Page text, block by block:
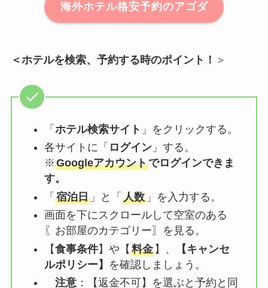
海外ホテル格安予約のアゴダ
＜ホテルを検索、予約する時のポイント！ ＞
「 ホテル検索サイト 」をクリックする。
各サイトに「 ログイン」する。
※Googleアカウントでログインできま
す。
「 宿泊日」と「 人数」を入力する。
画面を下にスクロールして空室のある
〖お部屋のカテゴリー〗を見る。
【食事条件】や【 料金】、 【キャンセ
ルポリシー 】
を確認しましょう。
注意：【返金不可】を選ぶと予約と同